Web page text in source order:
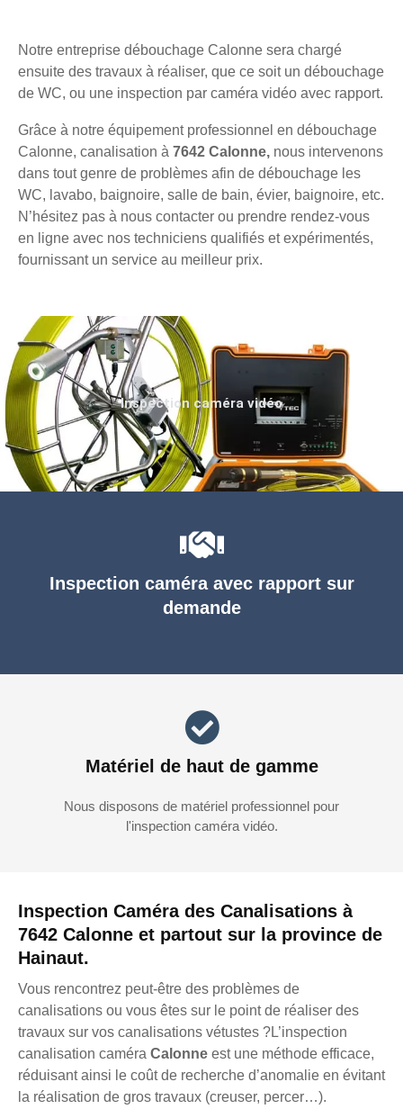
Notre entreprise débouchage Calonne sera chargé
ensuite des travaux à réaliser, que ce soit un débouchage
de WC, ou une inspection par caméra vidéo avec rapport.
Grâce à notre équipement professionnel en débouchage
Calonne, canalisation à 7642 Calonne, nous intervenons
dans tout genre de problèmes afin de débouchage les
WC, lavabo, baignoire, salle de bain, évier, baignoire, etc.
N’hésitez pas à nous contacter ou prendre rendez-vous
en ligne avec nos techniciens qualifiés et expérimentés,
fournissant un service au meilleur prix.
Inspection Caméra des Canalisations à
7642 Calonne et partout sur la province de
Hainaut.
Vous rencontrez peut-être des problèmes de
canalisations ou vous êtes sur le point de réaliser des
travaux sur vos canalisations vétustes ?L’inspection
canalisation caméra Calonne est une méthode efficace,
réduisant ainsi le coût de recherche d’anomalie en évitant
la réalisation de gros travaux (creuser, percer…).
Inspection caméra avec rapport sur
demande
Matériel de haut de gamme
Nous disposons de matériel professionnel pour
l'inspection caméra vidéo.
Inspection caméra vidéo